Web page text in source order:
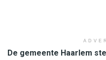
De gemeente Haarlem